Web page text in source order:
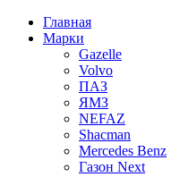
Главная
Марки
Gazelle
Volvo
ПАЗ
ЯМЗ
NEFAZ
Shacman
Mercedes Benz
Газон Next